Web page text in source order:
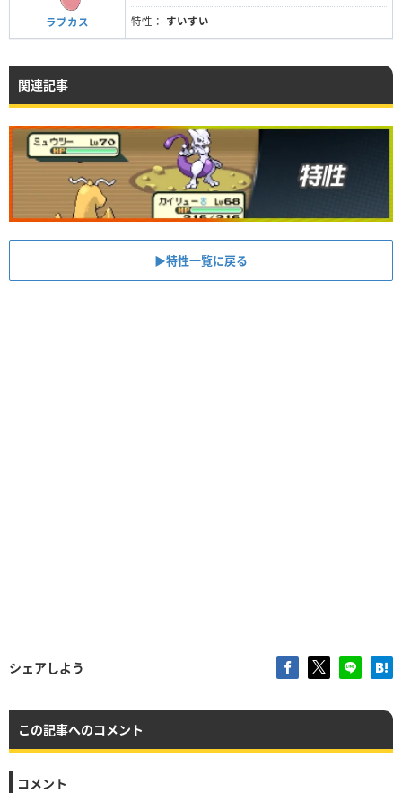
ラブカス 特性： すいすい
関連記事
▶︎特性一覧に戻る
シェアしよう
この記事へのコメント
コメント